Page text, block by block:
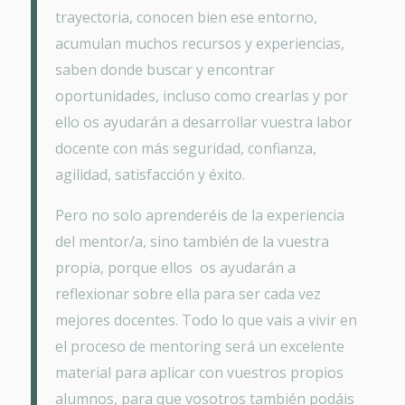
trayectoria, conocen bien ese entorno,
acumulan muchos recursos y experiencias,
saben donde buscar y encontrar
oportunidades, incluso como crearlas y por
ello os ayudarán a desarrollar vuestra labor
docente con más seguridad, confianza,
agilidad, satisfacción y éxito.
Pero no solo aprenderéis de la experiencia
del mentor/a, sino también de la vuestra
propia, porque ellos os ayudarán a
reflexionar sobre ella para ser cada vez
mejores docentes. Todo lo que vais a vivir en
el proceso de mentoring será un excelente
material para aplicar con vuestros propios
alumnos, para que vosotros también podáis